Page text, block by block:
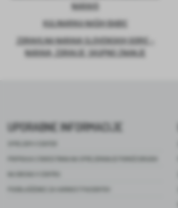
NARAVO
KULINARIKA NAŠIH BABIC
ZDRAVILNA NARAVA SLOVENSKIH GORIC –
NARAVA, ZDRAVJE, SKUPNO ZNANJE
UPORABNE INFORMACIJE